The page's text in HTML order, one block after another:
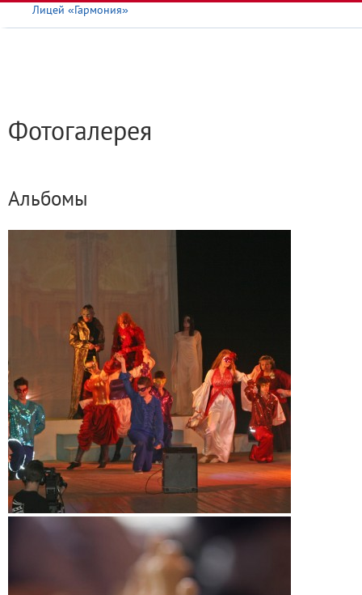
Лицей «Гармония»
Фотогалерея
Альбомы